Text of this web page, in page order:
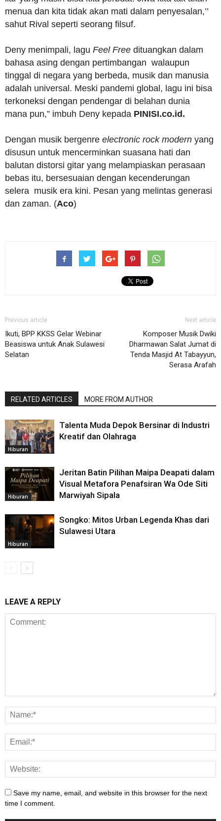
menua dan kita tidak akan mati dalam penyesalan,’’
sahut Rival seperti seorang filsuf.
Deny menimpali, lagu Feel Free dituangkan dalam
bahasa asing dengan pertimbangan walaupun
tinggal di negara yang berbeda, musik dan manusia
adalah universal. Meski pandemi global, lagu ini bisa
terkoneksi dengan pendengar di belahan dunia
mana pun,” imbuh Deny kepada PINISI.co.id.
Dengan musik bergenre electronic rock modern yang
disusun untuk mencerminkan suasana hati dan
balutan distorsi gitar yang melampiaskan perasaan
bebas itu, bersesuaian dengan kecenderungan
selera musik era kini. Pesan yang melintas generasi
dan zaman. (Aco)
Previous article
Ikuti, BPP KKSS Gelar Webinar
Beasiswa untuk Anak Sulawesi
Selatan
Next article
Komposer Musik Dwiki
Dharmawan Salat Jumat di
Tenda Masjid At Tabayyun,
Serasa Arafah
RELATED ARTICLES MORE FROM AUTHOR
Hiburan
Talenta Muda Depok Bersinar di Industri
Kreatif dan Olahraga
Hiburan
Jeritan Batin Pilihan Maipa Deapati dalam
Visual Metafora Penafsiran Wa Ode Siti
Marwiyah Sipala
Hiburan
Songko: Mitos Urban Legenda Khas dari
Sulawesi Utara
LEAVE A REPLY
Save my name, email, and website in this browser for the next
time I comment.